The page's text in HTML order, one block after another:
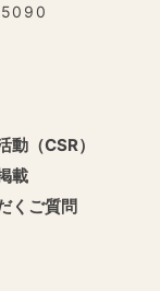
動（CSR）
載
くご質問